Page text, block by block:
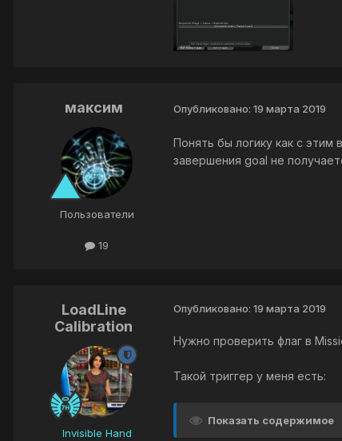
максим
Пользователи
19
Опубликовано: 19 марта 2019
Понять бы логику как с этим
завершения goal не
LoadLine
Calibration
Invisible Hand
Опубликовано: 19 марта 2019
Нужно проверить флаг в
Такой триггер у меня есть:
Показать содержимое